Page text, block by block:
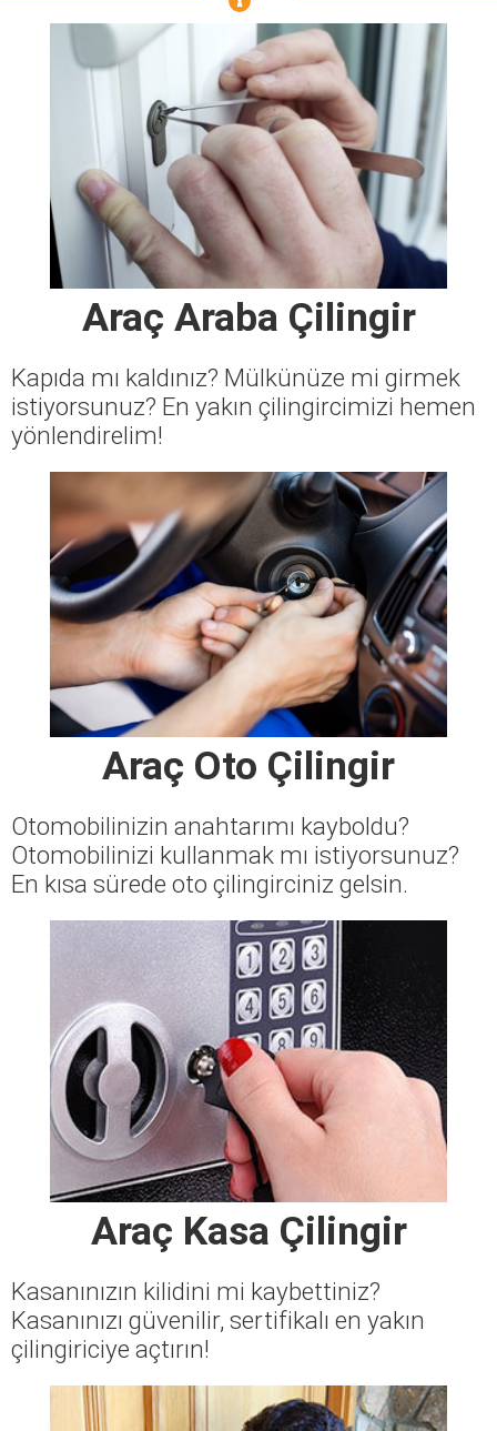
Araç Araba Çilingir
Kapıda mı kaldınız? Mülkünüze mi girmek
istiyorsunuz? En yakın çilingircimizi hemen
yönlendirelim!
Araç Oto Çilingir
Otomobilinizin anahtarımı kayboldu?
Otomobilinizi kullanmak mı istiyorsunuz?
En kısa sürede oto çilingirciniz gelsin.
Araç Kasa Çilingir
Kasanınızın kilidini mi kaybettiniz?
Kasanınızı güvenilir, sertifikalı en yakın
çilingiriciye açtırın!